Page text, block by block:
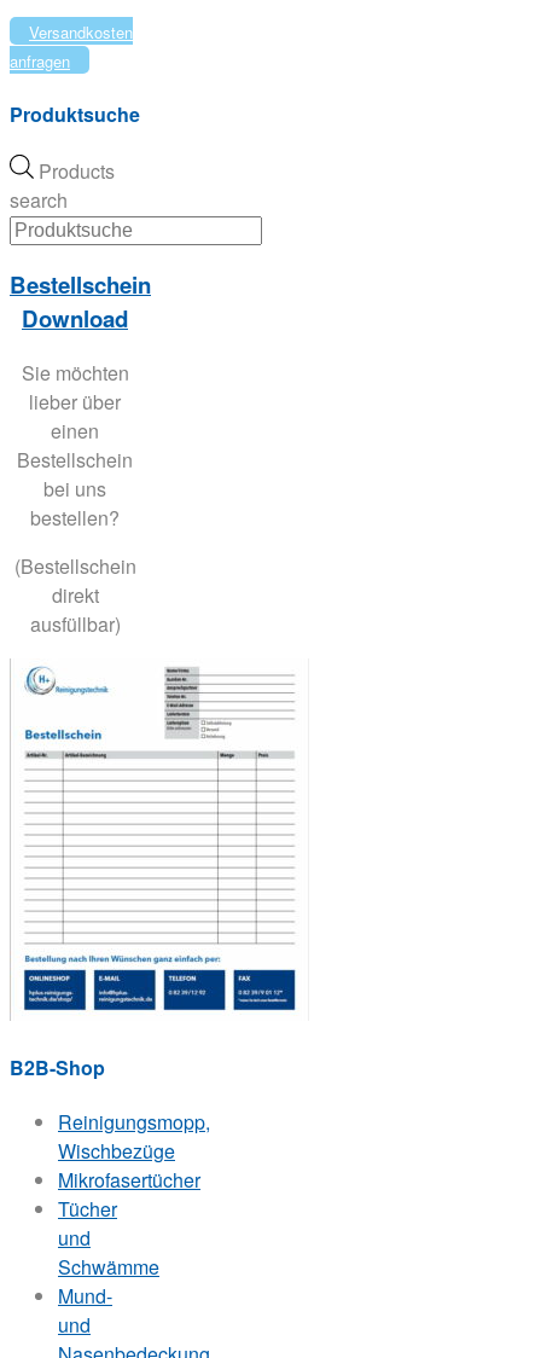
Versandkosten
anfragen
Produktsuche
Products
search
Bestellschein
Download
Sie möchten
lieber über
einen
Bestellschein
bei uns
bestellen?
(Bestellschein
direkt
ausfüllbar)
B2B-Shop
Reinigungsmopp,
Wischbezüge
Mikrofasertücher
Tücher
und
Schwämme
Mund-
und